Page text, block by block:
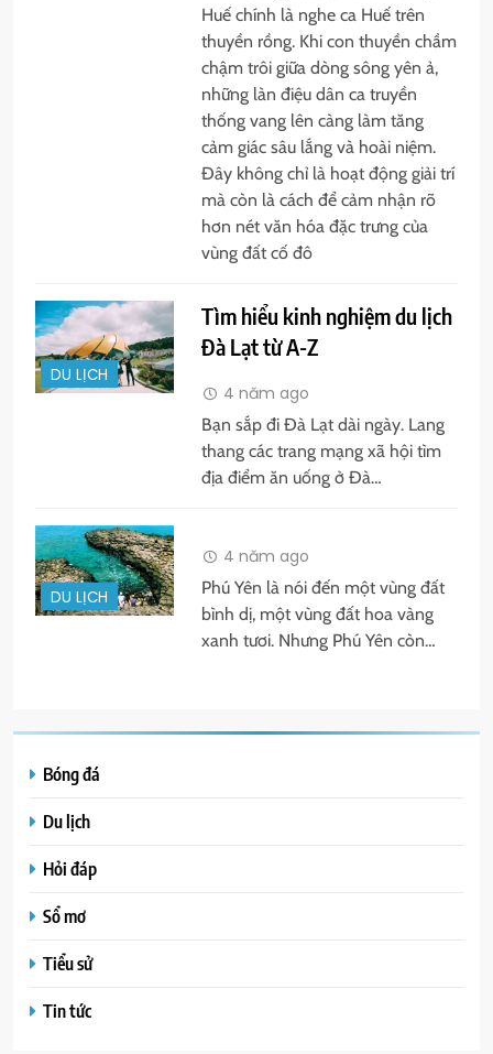
Huế chính là nghe ca Huế trên
thuyền rồng. Khi con thuyền chầm
chậm trôi giữa dòng sông yên ả,
những làn điệu dân ca truyền
thống vang lên càng làm tăng
cảm giác sâu lắng và hoài niệm.
Đây không chỉ là hoạt động giải trí
mà còn là cách để cảm nhận rõ
hơn nét văn hóa đặc trưng của
vùng đất cố đô
DU LỊCH
Tìm hiểu kinh nghiệm du lịch
Đà Lạt từ A-Z
4 năm ago
Bạn sắp đi Đà Lạt dài ngày. Lang
thang các trang mạng xã hội tìm
địa điểm ăn uống ở Đà…
DU LỊCH
4 năm ago
Phú Yên là nói đến một vùng đất
bình dị, một vùng đất hoa vàng
xanh tươi. Nhưng Phú Yên còn…
Bóng đá
Du lịch
Hỏi đáp
Sổ mơ
Tiểu sử
Tin tức